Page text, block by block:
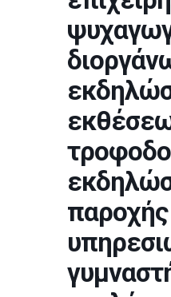
παροχής